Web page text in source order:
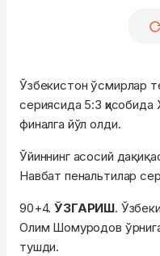
Ўзбекистон ўсмирлар
сериясида 5:3
финалга йўл олди.
Ўйиннинг асосий
Навбат пенальтилар
90+4.ЎЗГАРИШ.
Олим Шомуродов
тушди.